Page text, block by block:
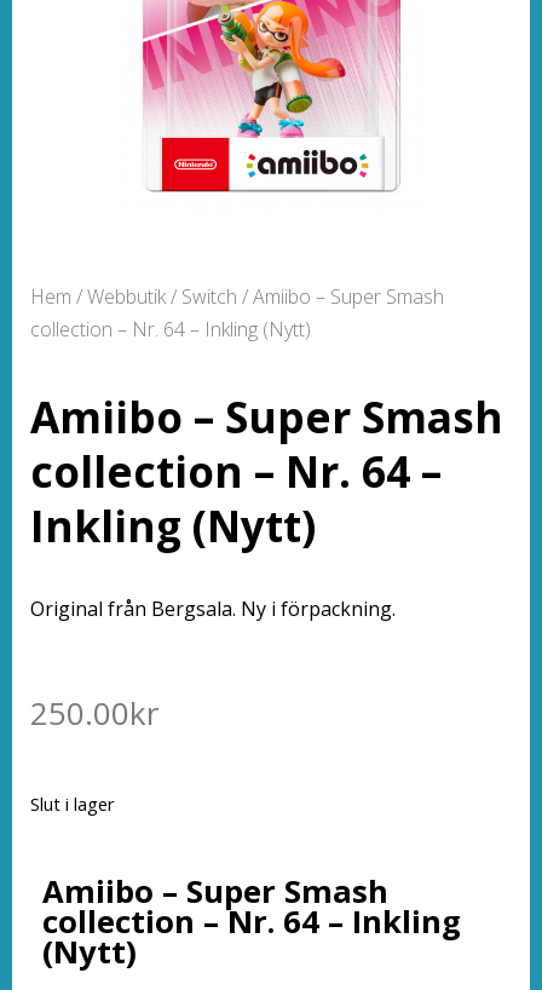
Hem /Webbutik/ Switch / Amiibo – Super Smash
collection – Nr. 64 – Inkling (Nytt)
Amiibo – Super Smash
collection – Nr. 64 –
Inkling (Nytt)
Original från Bergsala. Ny i förpackning.
250.00kr
Slut i lager
Amiibo – Super Smash
collection – Nr. 64 – Inkling
(Nytt)